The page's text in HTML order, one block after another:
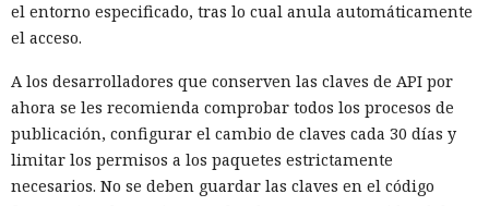
y la Tierra comenzará a perder rápidamente su clima
habitable. Los océanos se evaporarán, la temperatura
aumentará y la biosfera habitual estará en peligro mucho
antes de que la estrella se convierta en gigante roja.
vo estudio científicoanaliza un escenario inusual: en lugar
el entorno especificado, tras lo cual anula automáticamente
el acceso.
A los desarrolladores que conserven las claves de API por
ahora se les recomienda comprobar todos los procesos de
publicación, configurar el cambio de claves cada 30 días y
limitar los permisos a los paquetes estrictamente
necesarios. No se deben guardar las claves en el código